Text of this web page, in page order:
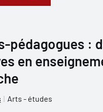
pédagogues :
en
Arts - études